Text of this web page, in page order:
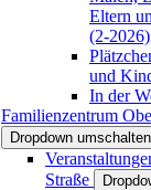
Eltern
(2-2026)
und
In der
Familienzentrum
Dropdown umschalten
Straße